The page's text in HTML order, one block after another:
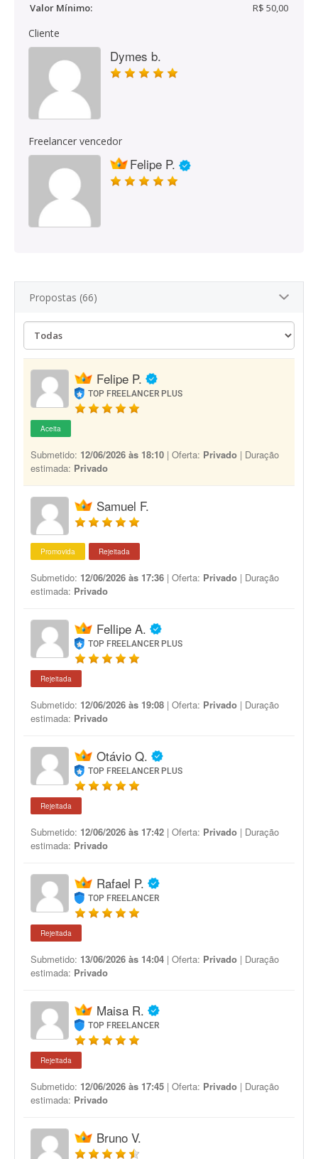
Valor Mínimo:
R$ 50,00
Cliente
Dymes b.
Freelancer vencedor
Felipe P.
Propostas (66)
Felipe P.
TOP FREELANCER PLUS
Aceita
Submetido: 12/06/2026 às 18:10 | Oferta: Privado | Duração
estimada: Privado
Samuel F.
Promovida Rejeitada
Submetido: 12/06/2026 às 17:36 | Oferta: Privado | Duração
estimada: Privado
Fellipe A.
TOP FREELANCER PLUS
Rejeitada
Submetido: 12/06/2026 às 19:08 | Oferta: Privado | Duração
estimada: Privado
Otávio Q.
TOP FREELANCER PLUS
Rejeitada
Submetido: 12/06/2026 às 17:42 | Oferta: Privado | Duração
estimada: Privado
Rafael P.
TOP FREELANCER
Rejeitada
Submetido: 13/06/2026 às 14:04 | Oferta: Privado | Duração
estimada: Privado
Maisa R.
TOP FREELANCER
Rejeitada
Submetido: 12/06/2026 às 17:45 | Oferta: Privado | Duração
estimada: Privado
Bruno V.